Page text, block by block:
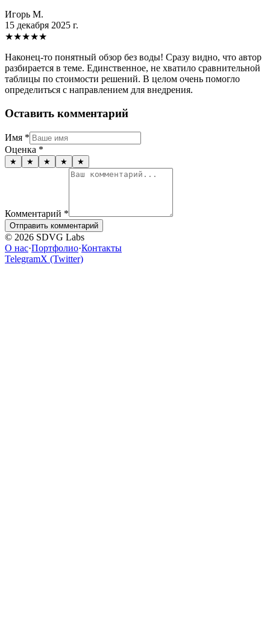
Игорь М.
15 декабря 2025 г.
★★★★★
Наконец-то понятный обзор без воды! Сразу видно, что автор
разбирается в теме. Единственное, не хватило сравнительной
таблицы по стоимости решений. В целом очень помогло
определиться с направлением для внедрения.
Оставить комментарий
Имя *
Оценка *
★ ★ ★ ★ ★
Комментарий *
Отправить комментарий
© 2026 SDVG Labs
О нас·Портфолио·Контакты
TelegramX (Twitter)